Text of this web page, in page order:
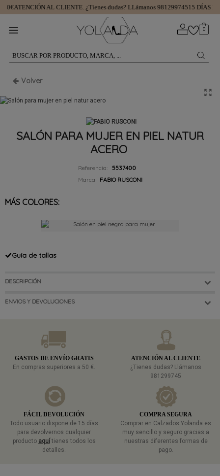
ATENCIÓN AL CLIENTE.¿Tienes dudas? LLámanos 98129974515 DÍAS
0
Volver
SALÓN PARA MUJER EN PIEL NATUR
ACERO
Referencia:
5537400
Marca
FABIO RUSCONI
MÁS COLORES:
Guía de tallas
DESCRIPCIÓN
ENVIOS Y DEVOLUCIONES
GASTOS DE ENVÍO GRATIS
En compras superiores a 50 €.
ATENCIÓN AL CLIENTE
¿Tienes dudas? Llámanos
981299745
FÁCIL DEVOLUCIÓN
Todo usuario dispone de 15 días
para devolvernos cualquier
producto aquí tienes todos los
detalles.
COMPRA SEGURA
Comprar en Calzados Yolanda es
muy sencillo y seguro gracias a
nuestras diferentes formas de
pago.